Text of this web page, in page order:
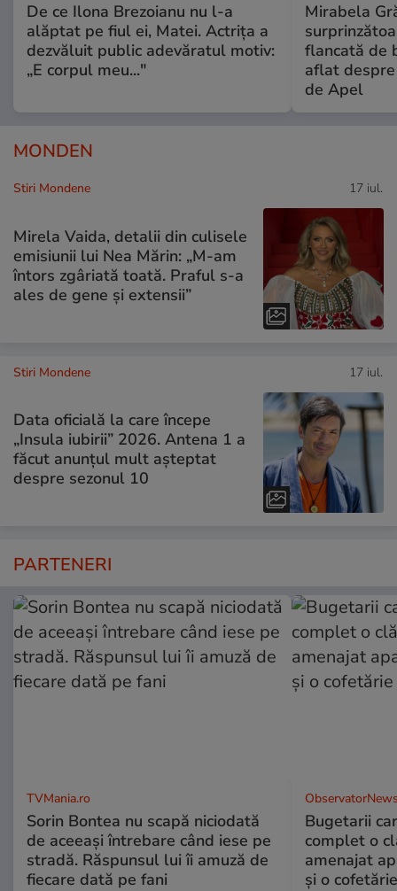
De ce Ilona Brezoianu nu l-a
alăptat pe fiul ei, Matei. Actrița a
dezvăluit public adevăratul motiv:
„E corpul meu..."
Mirabela
flancată de
aflat
de Apel
MONDEN
Stiri Mondene 17 iul.
Mirela Vaida, detalii din culisele
emisiunii lui Nea Mărin: „M-am
întors zgâriată toată. Praful s-a
ales de gene și extensii”
Stiri Mondene 17 iul.
Data oficială la care începe
„Insula iubirii” 2026. Antena 1 a
făcut anunțul mult așteptat
despre sezonul 10
PARTENERI
TVMania.ro
Sorin Bontea nu scapă niciodată
de aceeași întrebare când iese pe
stradă. Răspunsul lui îi amuză de
fiecare dată pe fani
Bugetarii
complet o
amenajat
și o cofetărie